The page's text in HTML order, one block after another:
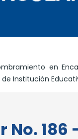
en
Institución
No. 186